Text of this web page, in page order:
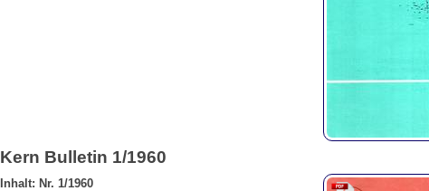
Kern Bulletin 1/1960
Inhalt: Nr. 1/1960